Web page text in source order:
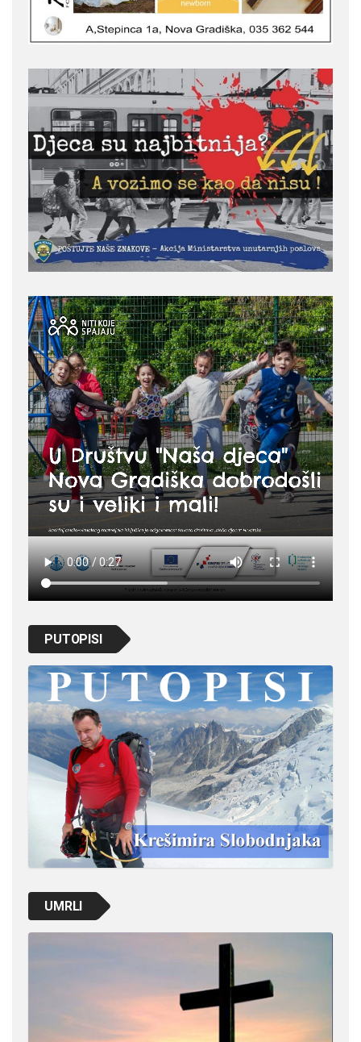
PUTOPISI
UMRLI